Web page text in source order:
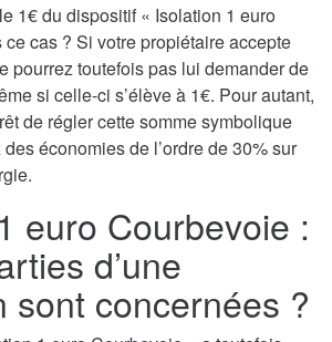
1€ du dispositif « Isolation 1 euro
cas ? Si votre propiétaire accepte
pourrez toutefois pas lui demander de
si celle-ci s’élève à 1€. Pour autant,
de régler cette somme symbolique
économies de l’ordre de 30% sur
euro Courbevoie :
d’une
sont concernées ?